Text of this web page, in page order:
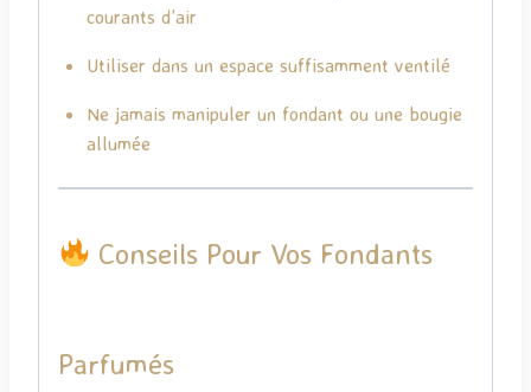
courants d’air
Utiliser dans un espace suffisamment ventilé
Ne jamais manipuler un fondant ou une bougie
allumée
Conseils Pour Vos Fondants
Parfumés